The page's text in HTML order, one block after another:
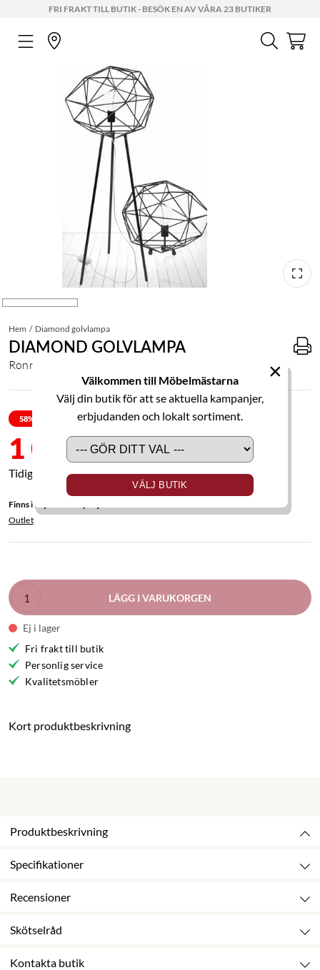
FRI FRAKT TILL BUTIK - BESÖK EN AV VÅRA 23 BUTIKER
Välkommen till Möbelmästarna
Välj din butik för att se aktuella kampanjer,
erbjudanden och lokalt sortiment.
VÄLJ BUTIK
×
Hem Diamond golvlampa
DIAMOND GOLVLAMPA
Ronneby
58% RABATT
1 000,00 kr
2 435,00 kr
Finns i följande kampanjer
Outlet
LÄGG I VARUKORGEN
Ej i lager
Fri frakt till butik
Personlig service
Kvalitetsmöbler
Kort produktbeskrivning
Produktbeskrivning
Specifikationer
Recensioner
Skötselråd
Kontakta butik